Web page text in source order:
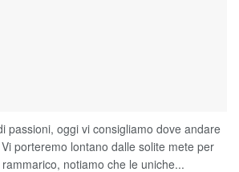
passioni, oggi vi consigliamo dove andare
porteremo lontano dalle solite mete per
notiamo che le uniche...